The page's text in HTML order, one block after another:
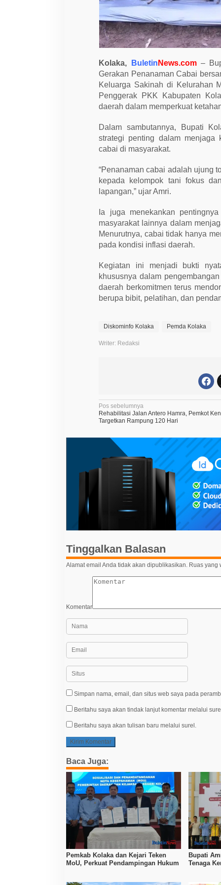
a
i
,
T
e
n
k
a
n
r
n
t
r
e
g
i
s
k
a
I
n
a
s
Kolaka, Buletin News.com–
Gerakan Penanaman Cabai
Keluarga Sakinah di Kelurahan
Penggerak PKK Kabupaten
daerah dalam memperkuat
Dalam sambutannya, Bupati
strategi penting dalam menjaga
cabai di masyarakat.
“Penanaman cabai adalah ujung
kepada kelompok tani fokus
lapangan,” ujar Amri.
Ia juga menekankan
masyarakat lainnya dalam
Menurutnya, cabai tidak hanya
pada kondisi inflasi daerah.
Kegiatan ini menjadi bukti
khususnya dalam
daerah berkomitmen terus
berupa bibit, pelatihan, dan
Diskominfo Kolaka Pemda Kolaka
Writer: Redaksi
N
a
v
g
a
Pos sebelumnya
Rehabilitasi Jalan Antero Hamra, Pemkot
Targetkan Rampung 120 Hari
Tinggalkan Balasan
Alamat email Anda tidak akan dipublikasikan. Ruas yang
Komentar
Simpan nama, email, dan situs web saya pada
Beritahu saya akan tindak lanjut komentar melalui
Beritahu saya akan tulisan baru melalui surel.
Baca Juga:
Pemkab Kolaka dan Kejari Teken
MoU, Perkuat Pendampingan Hukum
Bupati
Tenaga